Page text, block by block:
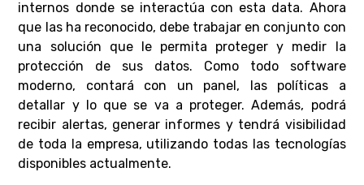
internos donde se interactúa con esta data. Ahora
que las ha reconocido, debe trabajar en conjunto con
una solución que le permita proteger y medir la
protección de sus datos. Como todo software
moderno, contará con un panel, las políticas a
detallar y lo que se va a proteger. Además, podrá
recibir alertas, generar informes y tendrá visibilidad
de toda la empresa, utilizando todas las tecnologías
disponibles actualmente.